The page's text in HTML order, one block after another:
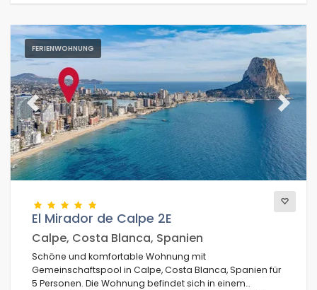
FERIENWOHNUNG
Previous Next
El Mirador de Calpe 2E
Calpe, Costa Blanca, Spanien
Schöne und komfortable Wohnung mit
Gemeinschaftspool in Calpe, Costa Blanca, Spanien für
5 Personen. Die Wohnung befindet sich in einem